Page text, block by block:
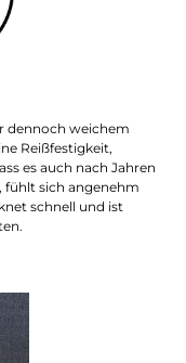
dennoch weichem
Reißfestigkeit,
es auch nach Jahren
fühlt sich angenehm
schnell und ist